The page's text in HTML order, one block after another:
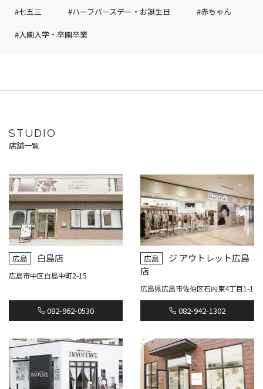
#七五三 #ハーフバースデー・お誕生日 #赤ちゃん
#入園入学・卒園卒業
STUDIO
店舗一覧
広島 白島店
広島市中区白島中町2-15
082-962-0530
広島
ジ アウトレット広島
店
広島県広島市佐伯区石内東4丁目1-1
082-942-1302